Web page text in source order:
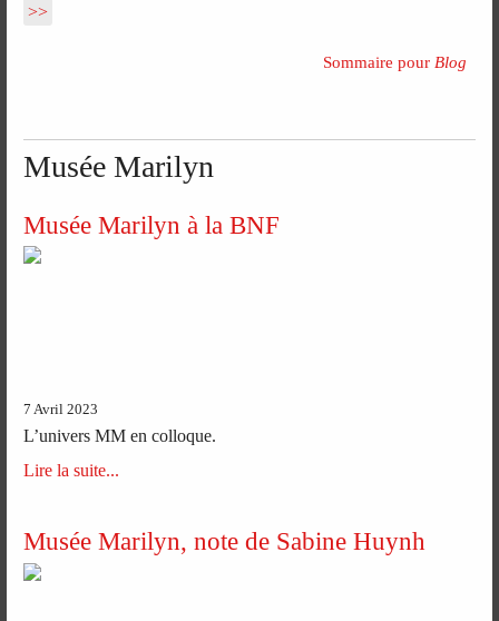
>>
Sommaire pour Blog
Musée Marilyn
Musée Marilyn à la BNF
7 Avril 2023
L’univers MM en colloque.
Lire la suite...
Musée Marilyn, note de Sabine Huynh